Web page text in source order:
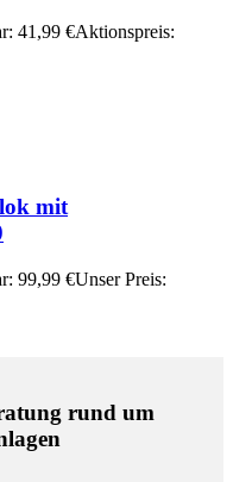
41,99 €Aktionspreis:
mit
99,99 €Unser Preis:
rund um